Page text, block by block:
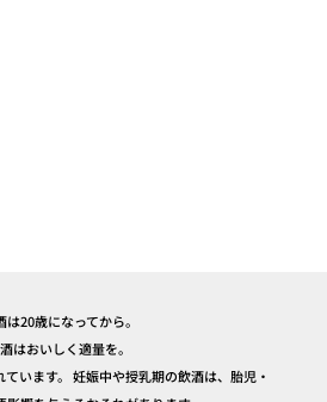
は20歳になってから。
はおいしく適量を。
います。 妊娠中や授乳期の飲酒は、胎児・